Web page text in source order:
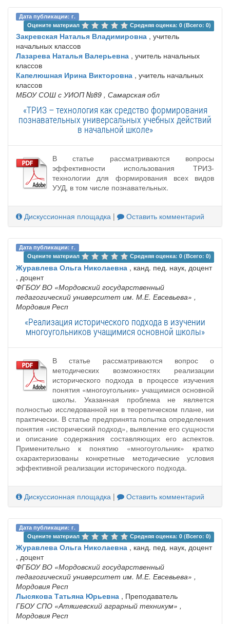
Дата публикации: г.
Оцените материал
Средняя оценка: 0 (Всего: 0)
Закревская Наталья Владимировна , учитель
начальных классов
Лазарева Наталья Валерьевна , учитель начальных
классов
Капелюшная Ирина Викторовна , учитель начальных
классов
МБОУ СОШ с УИОП №89 , Самарская обл
«ТРИЗ – технология как средство формирования
познавательных универсальных учебных действий
в начальной школе»
В статье рассматриваются вопросы
эффективности использования ТРИЗ-
технологии для формирования всех видов
УУД, в том числе познавательных.
Дискуссионная площадка | Оставить комментарий
Дата публикации: г.
Оцените материал
Средняя оценка: 0 (Всего: 0)
Журавлева Ольга Николаевна , канд. пед. наук, доцент
, доцент
ФГБОУ ВО «Мордовский государственный
педагогический университет им. М.Е. Евсевьева» ,
Мордовия Респ
«Реализация исторического подхода в изучении
многоугольников учащимися основной школы»
В статье рассматриваются вопрос о
методических возможностях реализации
исторического подхода в процессе изучения
понятия «многоугольник» учащимися основной
школы. Указанная проблема не является
полностью исследованной ни в теоретическом плане, ни
практически. В статье предпринята попытка определения
понятия «исторический подход», выявление его сущности
и описание содержания составляющих его аспектов.
Применительно к понятию «многоугольник» кратко
охарактеризованы конкретные методические условия
эффективной реализации исторического подхода.
Дискуссионная площадка | Оставить комментарий
Дата публикации: г.
Оцените материал
Средняя оценка: 0 (Всего: 0)
Журавлева Ольга Николаевна , канд. пед. наук, доцент
, доцент
ФГБОУ ВО «Мордовский государственный
педагогический университет им. М.Е. Евсевьева» ,
Мордовия Респ
Лысякова Татьяна Юрьевна , Преподаватель
ГБОУ СПО «Атяшевский аграрный техникум» ,
Мордовия Респ